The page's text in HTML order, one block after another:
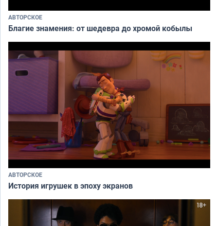
АВТОРСКОЕ
Благие знамения: от шедевра до хромой кобылы
АВТОРСКОЕ
История игрушек в эпоху экранов